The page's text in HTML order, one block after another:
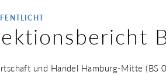
SUCHE
und Handel Hamburg-Mitte (BS